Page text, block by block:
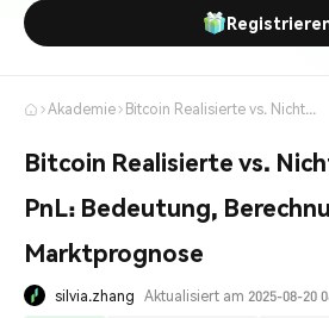
Akademie Bitcoin Realisierte vs. Nicht-Realisierte PnL: Bedeutung, Berechnung & Marktprognose
Bitcoin Realisierte vs.
PnL: Bedeutung,
Marktprognose
silvia.zhang Aktualisiert am 2025-08-20